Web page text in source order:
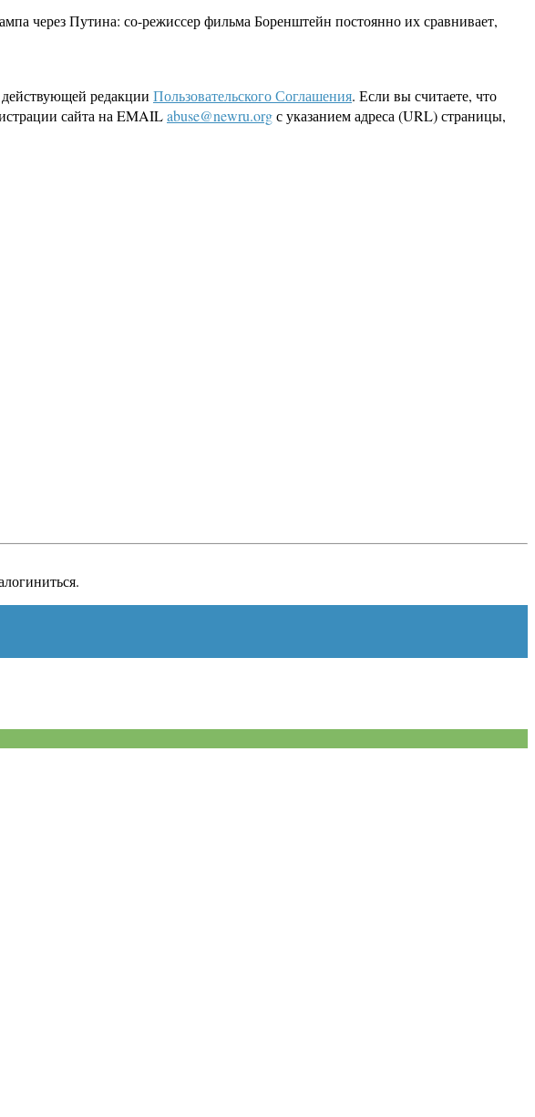
через Путина: со-режиссер фильма Боренштейн постоянно их сравнивает,
редакции Пользовательского Соглашения. Если вы считаете, что
сайта на EMAILabuse@newru.orgс указанием адреса (URL) страницы,